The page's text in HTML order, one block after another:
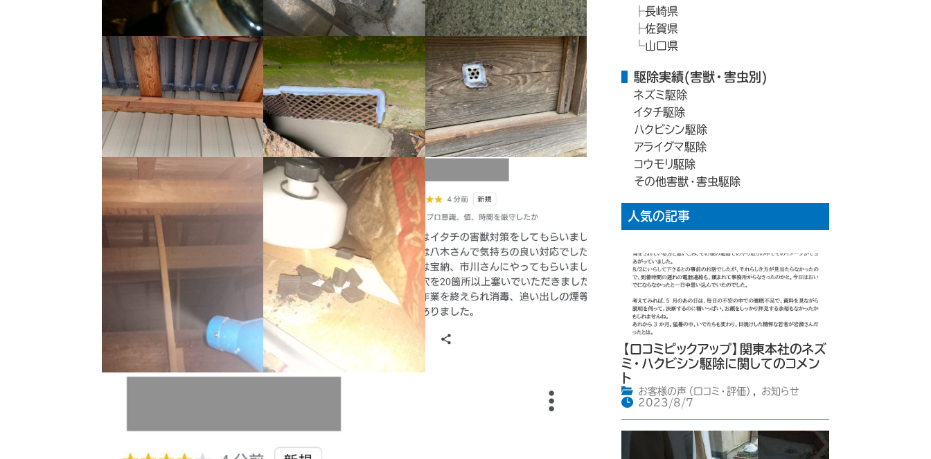
長崎県
佐賀県
山口県
駆除実績(害獣・害虫別)
ネズミ駆除
イタチ駆除
ハクビシン駆除
アライグマ駆除
コウモリ駆除
その他害獣・害虫駆除
人気の記事
【口コミピックアップ】関東本社のネズ
ミ・ハクビシン駆除に関してのコメン
ト
お客様の声（口コミ・評価）
お知らせ
2023/8/7